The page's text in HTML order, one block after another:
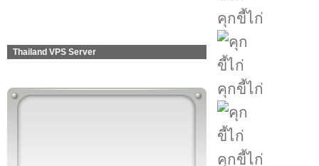
Thailand VPS Server
คุกขี้ไก่
คุกขี้ไก่
คุกขี้ไก่